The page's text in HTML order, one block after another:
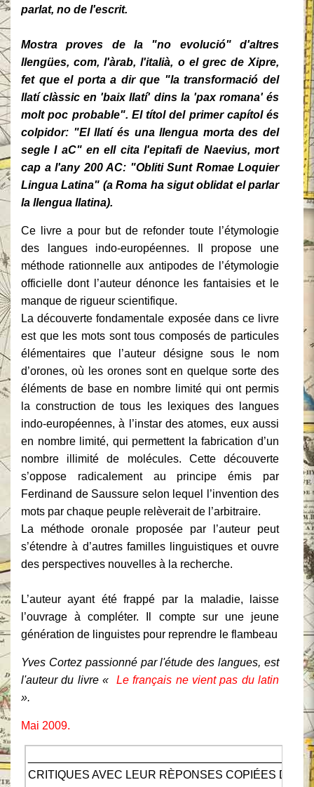
parlat, no de l'escrit.
Mostra proves de la "no evolució" d'altres
llengües, com, l'àrab, l'italià, o el grec de Xipre,
fet que el porta a dir que "la transformació del
llatí clàssic en 'baix llatí' dins la 'pax romana' és
molt poc probable". El títol del primer capítol és
colpidor: "El llatí és una llengua morta des del
segle I aC" en ell cita l'epitafi de Naevius, mort
cap a l'any 200 AC: "Obliti Sunt Romae Loquier
Lingua Latina" (a Roma ha sigut oblidat el parlar
la llengua llatina).
Ce livre a pour but de refonder toute l’étymologie
des langues indo-européennes. Il propose une
méthode rationnelle aux antipodes de l’étymologie
officielle dont l’auteur dénonce les fantaisies et le
manque de rigueur scientifique.
La découverte fondamentale exposée dans ce livre
est que les mots sont tous composés de particules
élémentaires que l’auteur désigne sous le nom
d’orones, où les orones sont en quelque sorte des
éléments de base en nombre limité qui ont permis
la construction de tous les lexiques des langues
indo-européennes, à l’instar des atomes, eux aussi
en nombre limité, qui permettent la fabrication d’un
nombre illimité de molécules. Cette découverte
s’oppose radicalement au principe émis par
Ferdinand de Saussure selon lequel l’invention des
mots par chaque peuple relèverait de l’arbitraire.
La méthode oronale proposée par l’auteur peut
s’étendre à d’autres familles linguistiques et ouvre
des perspectives nouvelles à la recherche.
L’auteur ayant été frappé par la maladie, laisse
l’ouvrage à compléter. Il compte sur une jeune
génération de linguistes pour reprendre le flambeau
Yves Cortez passionné par l'étude des langues, est
l'auteur du livre « Le français ne vient pas du latin
».
Mai 2009.
CRITIQUES AVEC LEUR RÈPONSES COPIÉES DU